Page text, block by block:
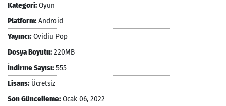
Kategori: Oyun
Platform: Android
Yayıncı: Ovidiu Pop
Dosya Boyutu: 220MB
İndirme Sayısı: 555
Lisans: Ücretsiz
Son Güncelleme: Ocak 06, 2022